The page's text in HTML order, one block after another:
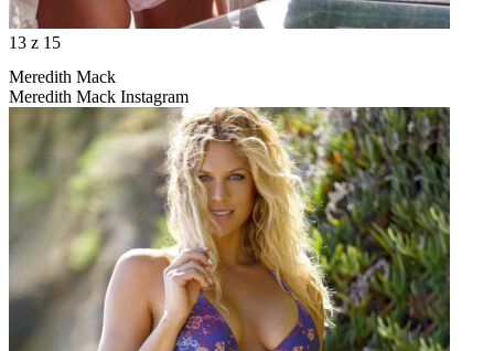
13 z 15
Meredith Mack
Meredith Mack Instagram